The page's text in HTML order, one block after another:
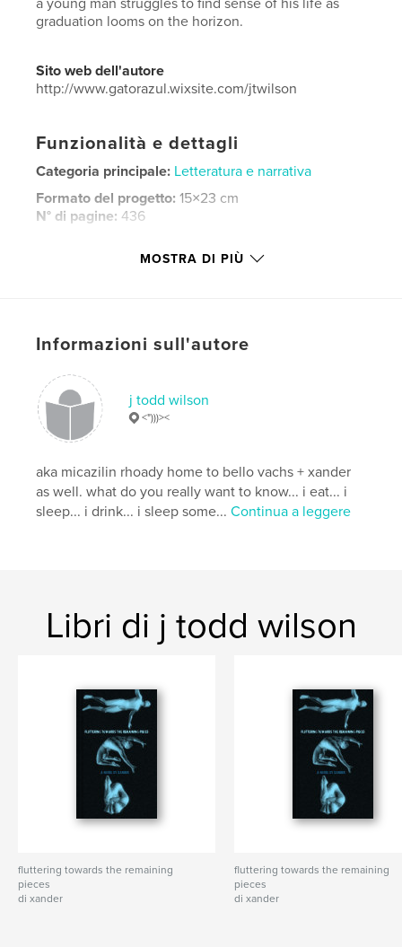
graduation looms on the horizon.
Sito web dell'autore
http://www.gatorazul.wixsite.com/jtwilson
Funzionalità e dettagli
Categoria principale: Letteratura e narrativa
Formato del progetto:15×23 cm
N° di pagine:436
MOSTRA DI PIÙ
Informazioni sull'autore
j todd wilson
<")))><
aka micazilin rhoady home to bello vachs + xander
as well. what do you really want to know... i eat... i
sleep... i drink... i sleep some...Continua a leggere
Libri di j todd wilson
fluttering towards the remaining
pieces
di xander
fluttering towards the remaining
pieces
di xander